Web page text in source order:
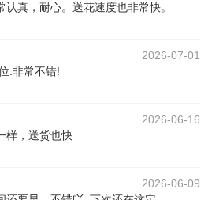
认真，耐心。送花速度也非常快。
2026-07-01
.非常不错!
2026-06-16
样，送货也快
2026-06-09